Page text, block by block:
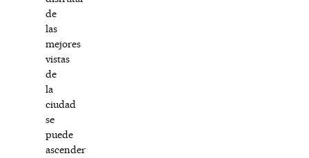
de
las
mejores
vistas
de
la
ciudad
se
puede
ascender